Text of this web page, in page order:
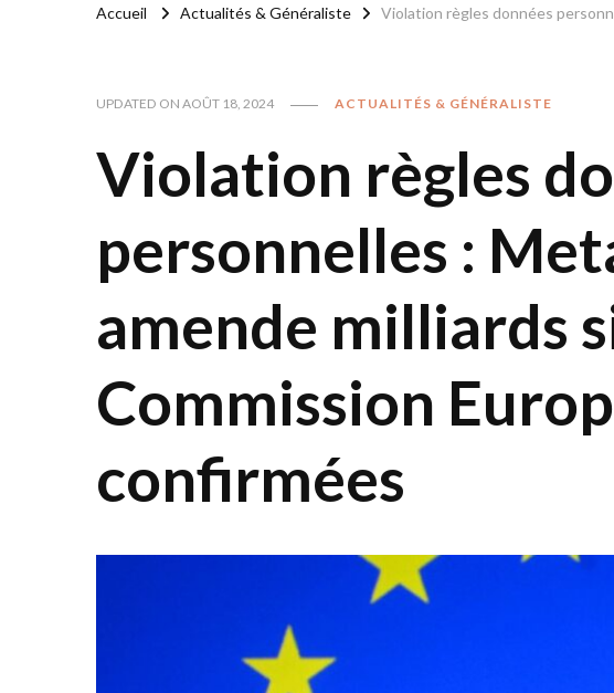
Accueil Actualités & Généraliste Violation règles données
UPDATED ON AOÛT 18, 2024 ACTUALITÉS & GÉNÉRALISTE
Violation règles
personnelles :
amende milliards
Commission
confirmées